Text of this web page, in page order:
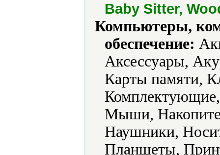
Baby Sitter,
Компьютеры,
обеспечение:
Аксессуары,
Карты памяти,
Мыши,
Наушники,
Планшеты,